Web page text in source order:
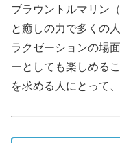
ブラウントルマリン
と癒しの力で多くの
ラクゼーションの場
ーとしても楽しめる
を求める人にとって